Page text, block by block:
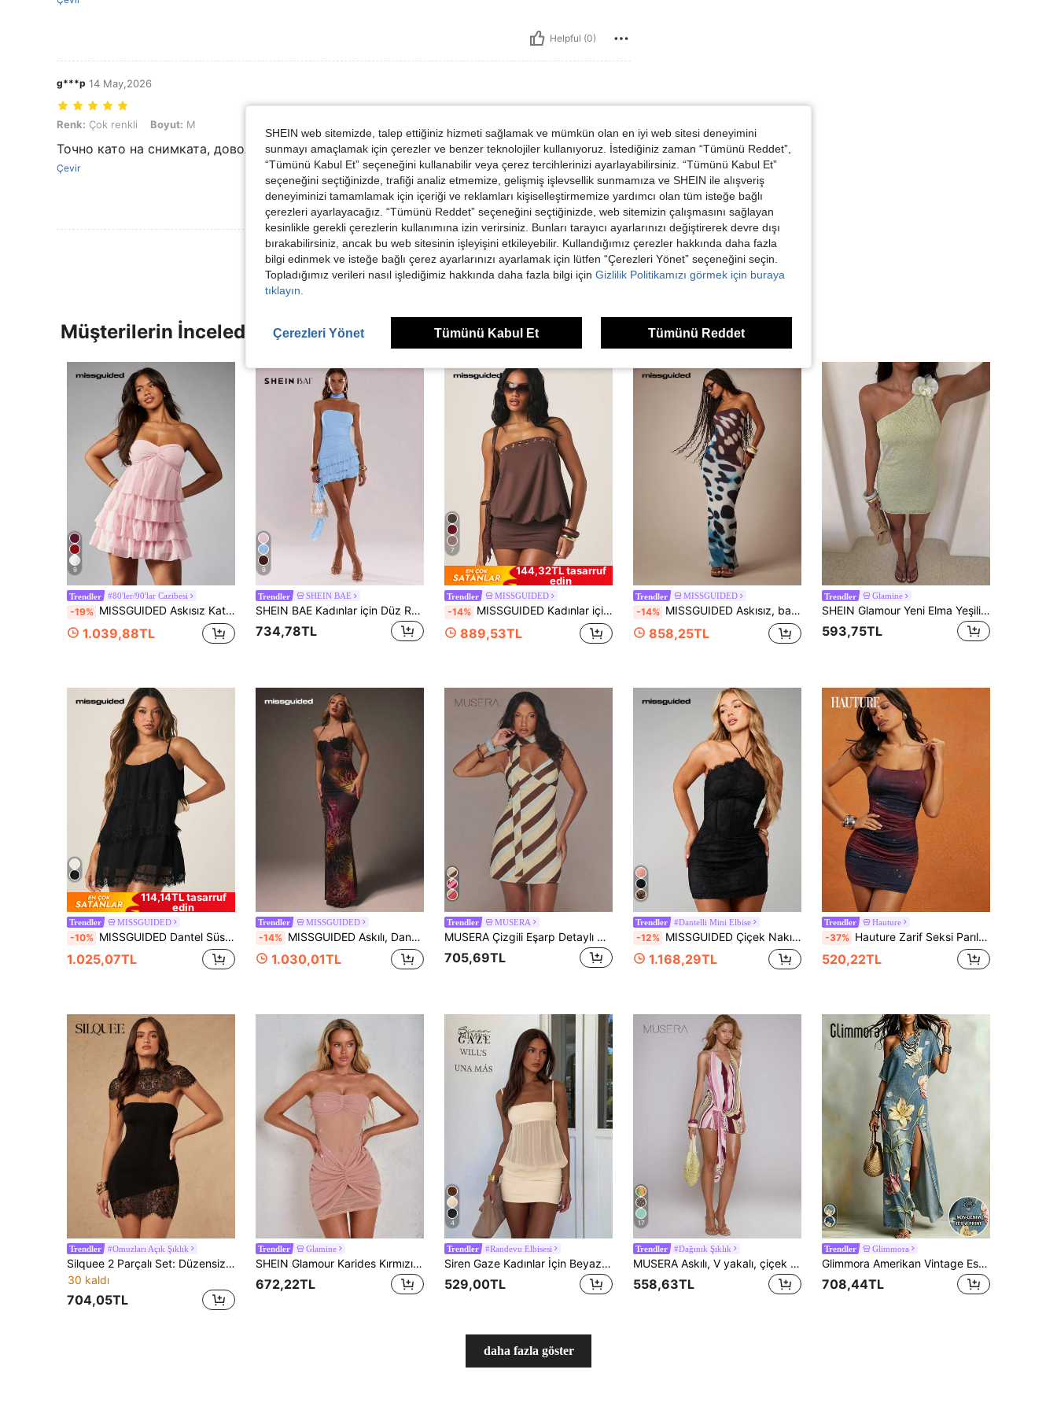
Helpful (0)
g***p 14 May,2026
Renk: Çok renkli, Boyut: M
Renk: Çok renkli Boyut: M
Точно като на снимката, доволна съм. Красива рокля.
Çevir
Helpful (0)
Müşterilerin İncelediği Diğer Ürünler
9
Trendler #80'ler/90'lar Cazibesi
-19% MISSGUIDED Askısız Katlı Fırfırlı Mini Elbise Yaz Düğün Davetlisi Bahar Bahçe Tatlı Kalp Yaka İmparatorluk Bel Dokulu Şifon Katmanlı Elbise
1.039,88TL
9
Trendler SHEIN BAE
SHEIN BAE Kadınlar için Düz Renk Fırfırlı Etekli Bandeau Elbise
734,78TL
7
144,32TL tasarruf
edin
Trendler MISSGUIDED
-14% MISSGUIDED Kadınlar için Askısız, Kahverengi, Delikli Kumaştan Mini Elbise, Altın Metal Detaylı, Vücuda Oturan, Sonbahar/Kış Modası Abiye Elbise
889,53TL
Trendler MISSGUIDED
-14% MISSGUIDED Askısız, bandeau kesimli, vücuda oturan maksi elbise, kelebek kanadı soyut baskılı, yaz festivali için uzun elbise.
858,25TL
Trendler Glamine
SHEIN Glamour Yeni Elma Yeşili Tek Omuzlu Sırtı Açık Mini Elbise, Yaz Tatili İçin Mükemmel
593,75TL
114,14TL tasarruf
edin
Trendler MISSGUIDED
-10% MISSGUIDED Dantel Süslemeli ve Püskü Detaylı Katlı Mini Elbise, İnce Askılı Uçuşan Bohem Yaz Parti Elbisesi
1.025,07TL
Trendler MISSGUIDED
-14% MISSGUIDED Askılı, Dantel Detaylı, Büstiyerli, Çiçek Soyut Baskılı, Sırtı Açık, Vücuda Oturan Maksi Elbise, Abiye Parti ve Resmi Giyim
1.030,01TL
Trendler MUSERA
MUSERA Çizgili Eşarp Detaylı A Kesim Mini Elbise İlkbahar Yaz Tatil Şık Zarif Gece Dışarı Çıkma Düğün Davetiyesi Resmi Randevu Gecesi
705,69TL
Trendler #Dantelli Mini Elbise
-12% MISSGUIDED Çiçek Nakışlı ve Bağlama Detaylı, Dantel Dalgalı Kenarlı Korse Askılı Mini Elbise
1.168,29TL
Trendler Hauture
-37% Hauture Zarif Seksi Parıltılı Ombre Vücuda Oturan Sevgililer Günü Mini Elbise
520,22TL
Trendler #Omuzları Açık Şıklık
Silquee 2 Parçalı Set: Düzensiz Dantel Pelerin Panço Üst ve Mini Elbise, Seksi ve Zarif Dantel Yama Detaylı Kolsuz Elbise, Randevular, Geziler, Gece Kulüpleri, Resmi Toplantılar, Günlük Giyim, Nedime Elbiseleri, Tatiller, Düğün Sezonu, Kokteyl Partileri, Yaz Sevgililer Günü Kutlamaları, Düğün Misafiri Kıyafeti İçin Uygundur. Zarif Tatil Stili, Kadın Günlük Giyim, Kadın Doğum Günü Kıyafeti, Mezuniyet Balosu, Abiye Elbise
30 kaldı
704,05TL
Trendler Glamine
SHEIN Glamour Karides Kırmızısı Renk Omuzları Açık Şeffaf Kolsuz Büzgülü Mini Elbise, Şık Elbise, Mezuniyet Elbisesi, Parti Kıyafeti, Sokak Giyimi, Konser Kıyafeti, Kulüp Kıyafeti, Randevu Gecesi Kıyafeti, Kadın Doğum Günü Kıyafeti, Parti İçin Olmazsa Olmaz, Sevgililer Günü Elbisesi, Düğün Partisi Elbisesi, Sevgililer Günü Elbisesi
672,22TL
4
Trendler #Randevu Elbisesi
Siren Gaze Kadınlar İçin Beyaz Yazlık Seksi Şık Parti Gecesi Zarif Yama Desenli File Askılı Elbise, Yüksek Bel Omuz Açık Kolsuz Pileli Mini Elbise
529,00TL
17
Trendler #Dağınık Şıklık
MUSERA Askılı, V yakalı, çiçek desenli, dökümlü detaylı, bol kesimli mini elbise, İlkbahar/Yaz, Doğum Günü, Tatil, Zarif, Şirin, Seksi, Boho, İbiza Festivali, Çöl Orkidesi, Düğün, Konuk, Plaj, Tatil, Parti, Yazlık Kıyafet.
558,63TL
Trendler Glimmora
Glimmora Amerikan Vintage Eskitilmiş Yırtık Denim Elbise, Büyük Zambak Çiçek Baskılı, Kadın Bol Düz Uzun Elbise, Yaz Tatili Günlük Giyim Plaj Elbisesi
708,44TL
daha fazla göster
SHEIN web sitemizde, talep ettiğiniz hizmeti sağlamak ve mümkün olan en iyi web sitesi deneyimini
sunmayı amaçlamak için çerezler ve benzer teknolojiler kullanıyoruz. İstediğiniz zaman “Tümünü Reddet”,
“Tümünü Kabul Et” seçeneğini kullanabilir veya çerez tercihlerinizi ayarlayabilirsiniz. “Tümünü Kabul Et”
seçeneğini seçtiğinizde, trafiği analiz etmemize, gelişmiş işlevsellik sunmamıza ve SHEIN ile alışveriş
deneyiminizi tamamlamak için içeriği ve reklamları kişiselleştirmemize yardımcı olan tüm isteğe bağlı
çerezleri ayarlayacağız. “Tümünü Reddet” seçeneğini seçtiğinizde, web sitemizin çalışmasını sağlayan
kesinlikle gerekli çerezlerin kullanımına izin verirsiniz. Bunları tarayıcı ayarlarınızı değiştirerek devre dışı
bırakabilirsiniz, ancak bu web sitesinin işleyişini etkileyebilir. Kullandığımız çerezler hakkında daha fazla
bilgi edinmek ve isteğe bağlı çerez ayarlarınızı ayarlamak için lütfen “Çerezleri Yönet” seçeneğini seçin.
Topladığımız verileri nasıl işlediğimiz hakkında daha fazla bilgi için Gizlilik Politikamızı görmek için buraya
tıklayın.
Çerezleri Yönet Tümünü Kabul Et Tümünü Reddet